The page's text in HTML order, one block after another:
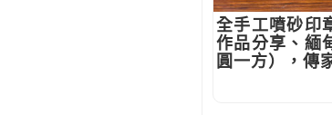
全手工噴砂印
作品分享、緬
圓一方），傳